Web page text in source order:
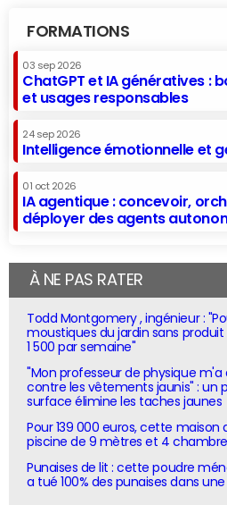
FORMATIONS
03 sep 2026
ChatGPT et IA génératives :
et usages responsables
24 sep 2026
Intelligence émotionnelle et
01 oct 2026
IA agentique : concevoir,
déployer des agents
À NE PAS RATER
Todd Montgomery , ingénieur :
moustiques du jardin sans
1 500 par semaine"
"Mon professeur de physique
contre les vêtements jaunis" : un
surface élimine les taches jaunes
Pour 139 000 euros, cette
piscine de 9 mètres et 4
Punaises de lit : cette poudre
a tué 100% des punaises dans